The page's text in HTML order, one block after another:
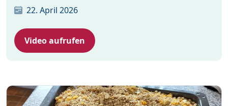
22. April 2026
Video aufrufen